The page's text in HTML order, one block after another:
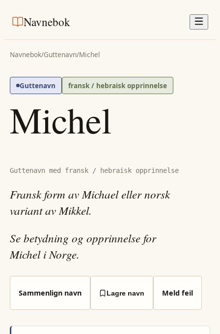
Navnebok
Navnebok/Guttenavn/Michel
Guttenavn fransk / hebraisk opprinnelse
Michel
Guttenavn med fransk / hebraisk opprinnelse
Fransk form av Michael eller norsk
variant av Mikkel.
Se betydning og opprinnelse for
Michel i Norge.
Sammenlign navn Lagre navn Meld feil